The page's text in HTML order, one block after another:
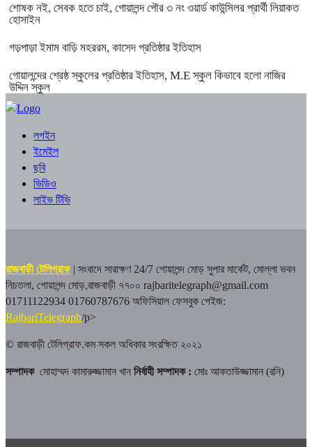
শোষক নই, সেবক হতে চাই, গোয়ালন্দ পৌর ৩ নং ওয়ার্ড কাউন্সিলর প্রার্থী লিয়াকত
হোসাইন
গড়পাড়া ইমাম বাড়ি মহররম, কাসেদ প্রতিষ্ঠার ইতিহাস
গোয়ালন্দের শ্রেষ্ঠ স্কুলের প্রতিষ্ঠার ইতিহাস, M.E স্কুল কিভাবে হলো নাজির
উদ্দিন স্কুল
লগইন
ইমেইল
ছবি
ভিডিও
লাইভ টিভি
রাজবাড়ী টেলিগ্রাফ | সংবাদে সারাক্ষণ 24/7 গোয়ালন্দ মোড় সুপার মার্কেট, মোল্লা ভবন
নিচতলা, গোয়ালন্দ মোড়,রাজবাড়ী ৭৭০০ rajbaritelegraph@gmail.com
01711122934 01760787676 অফিসিয়াল ফেসবুক পেইজ:
RajbariTelegraph/p>
© রাজবাড়ী টেলিগ্রাফ.কম সকল অধিকার সংরক্ষিত ২০২১
সম্পাদক মোহাম্মদ কামারুজ্জামান খান নির্বাহী সম্পাদক : মোঃ আকতাউজ্জামান (রনি)